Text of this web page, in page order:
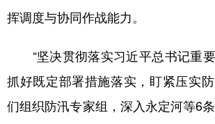
挥调度与协同作战能力。
“坚决贯彻落实习近平总书记重要
抓好既定部署措施落实，盯紧压实
们组织防汛专家组，深入永定河等6